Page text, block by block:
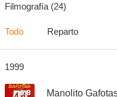
El mariscal del infierno
--
Filmografía (24)
Todo Reparto
1999
6.8 Manolito